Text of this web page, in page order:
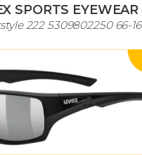
SPORTS EYEWEAR
222 5309802250 66-16